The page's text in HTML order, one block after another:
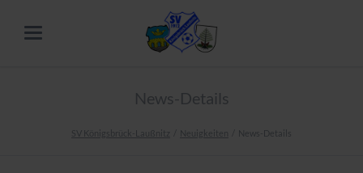
News-Details
SV Königsbrück-Laußnitz Neuigkeiten News-Details